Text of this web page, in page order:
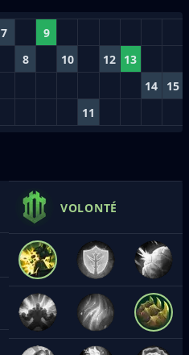
7 9
8 10 12 13
14 15
11
VOLONTÉ